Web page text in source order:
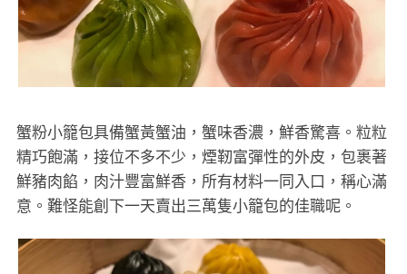
蟹粉小籠包具備蟹黃蟹油，蟹味香濃，鮮香驚喜。粒粒
精巧飽滿，接位不多不少，煙靭富彈性的外皮，包裹著
鮮豬肉餡，肉汁豐富鮮香，所有材料一同入口，稱心滿
意。難怪能創下一天賣出三萬隻小籠包的佳職呢。